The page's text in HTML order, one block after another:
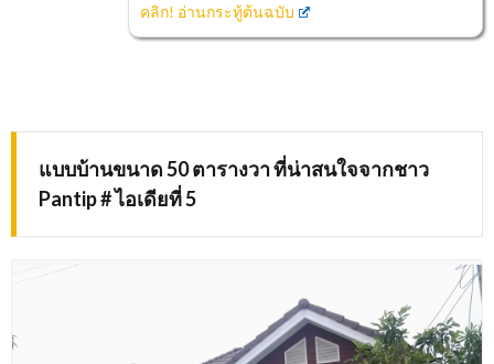
คลิก! อ่านกระทู้ต้นฉบับ
แบบบ้านขนาด 50 ตารางวา ที่น่าสนใจจากชาว
Pantip # ไอเดียที่ 5